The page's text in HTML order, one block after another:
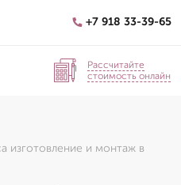
+7 918 33-39-65
Рассчитайте
стоимость онлайн
изготовление и монтаж в